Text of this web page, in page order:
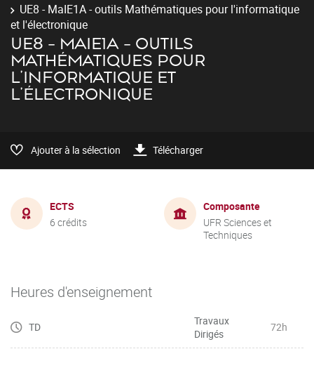
UE8 - MaIE1A - outils Mathématiques pour l'informatique
et l'électronique
UE8 - MAIE1A - OUTILS
MATHÉMATIQUES POUR
L'INFORMATIQUE ET
L'ÉLECTRONIQUE
Ajouter à la sélection Télécharger
ECTS
6 crédits
Composante
UFR Sciences et
Techniques
Heures d'enseignement
TD
Travaux
Dirigés
72h